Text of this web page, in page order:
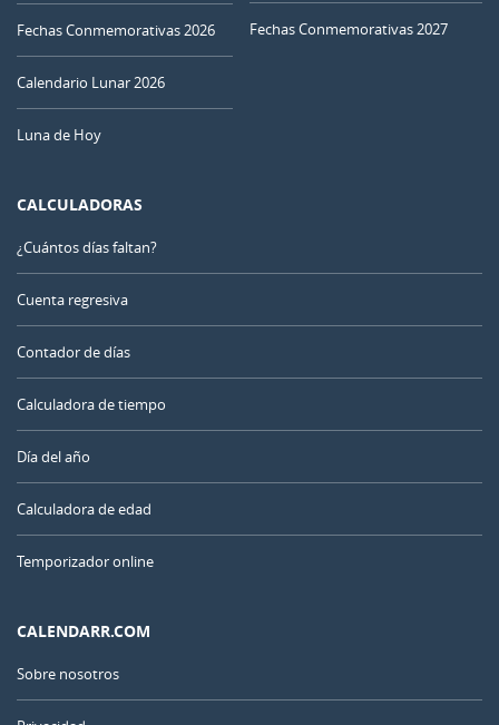
Fechas Conmemorativas 2026
Calendario Lunar 2026
Luna de Hoy
Fechas Conmemorativas 2027
CALCULADORAS
¿Cuántos días faltan?
Cuenta regresiva
Contador de días
Calculadora de tiempo
Día del año
Calculadora de edad
Temporizador online
CALENDARR.COM
Sobre nosotros